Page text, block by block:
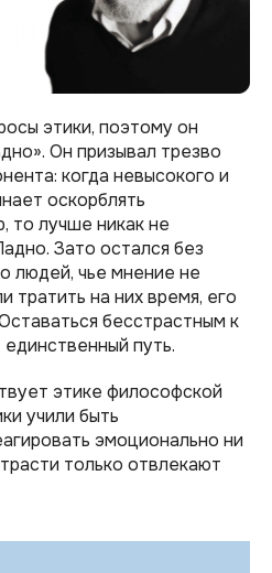
этики, поэтому он
Он призывал трезво
когда невысокого и
оскорблять
то лучше никак не
Зато остался без
людей, чье мнение не
тратить на них время, его
бесстрастным к
путь.
этике философской
учили быть
эмоционально ни
только отвлекают